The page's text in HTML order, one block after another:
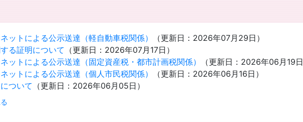
ットによる公示送達（軽自動車税関係） （更新日： 2026年07月29日 ）
る証明について （更新日： 2026年07月17日 ）
ットによる公示送達（固定資産税・都市計画税関係）
（更新日： 2026年06月19日
ットによる公示送達（個人市民税関係）
（更新日： 2026年06月16日 ）
ついて （更新日： 2026年06月05日 ）